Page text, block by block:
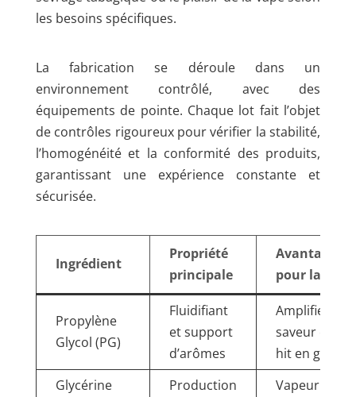
les besoins spécifiques.
La fabrication se déroule dans un
environnement contrôlé, avec des
équipements de pointe. Chaque lot fait l’objet
de contrôles rigoureux pour vérifier la stabilité,
l’homogénéité et la conformité des produits,
garantissant une expérience constante et
sécurisée.
Ingrédient
Propriété
principale
Avantage
pour la vape
Propylène
Glycol (PG)
Fluidifiant
et support
d’arômes
Amplifie la
saveur et le
hit en gorge
Glycérine
Production
Vapeur